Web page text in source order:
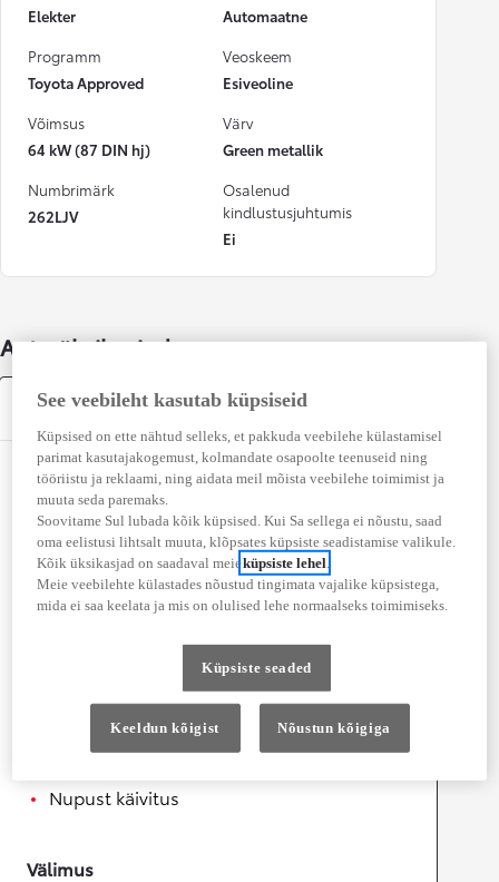
Elekter
Automaatne
Programm
Toyota Approved
Veoskeem
Esiveoline
Võimsus
64 kW (87 DIN hj)
Värv
Green metallik
Numbrimärk
262LJV
Osalenud
kindlustusjuhtumis
Ei
Auto üksikasjad
Varustus
Mugavus
Automaatselt kokkuklapitavad
küljepeeglid
Soojendusega rool
12 V pistikupesa
Helisüsteemi juhtnupud roolil
Elektrilised küljepeeglid
Elektrilised aknad
Nupust käivitus
Välimus
See veebileht kasutab küpsiseid
Küpsised on ette nähtud selleks, et pakkuda veebilehe külastamisel
parimat kasutajakogemust, kolmandate osapoolte teenuseid ning
tööriistu ja reklaami, ning aidata meil mõista veebilehe toimimist ja
muuta seda paremaks.
Soovitame Sul lubada kõik küpsised. Kui Sa sellega ei nõustu, saad
oma eelistusi lihtsalt muuta, klõpsates küpsiste seadistamise valikule.
Kõik üksikasjad on saadaval meieküpsiste lehel
Meie veebilehte külastades nõustud tingimata vajalike küpsistega,
mida ei saa keelata ja mis on olulised lehe normaalseks toimimiseks.
Küpsiste seaded
Keeldun kõigist Nõustun kõigiga